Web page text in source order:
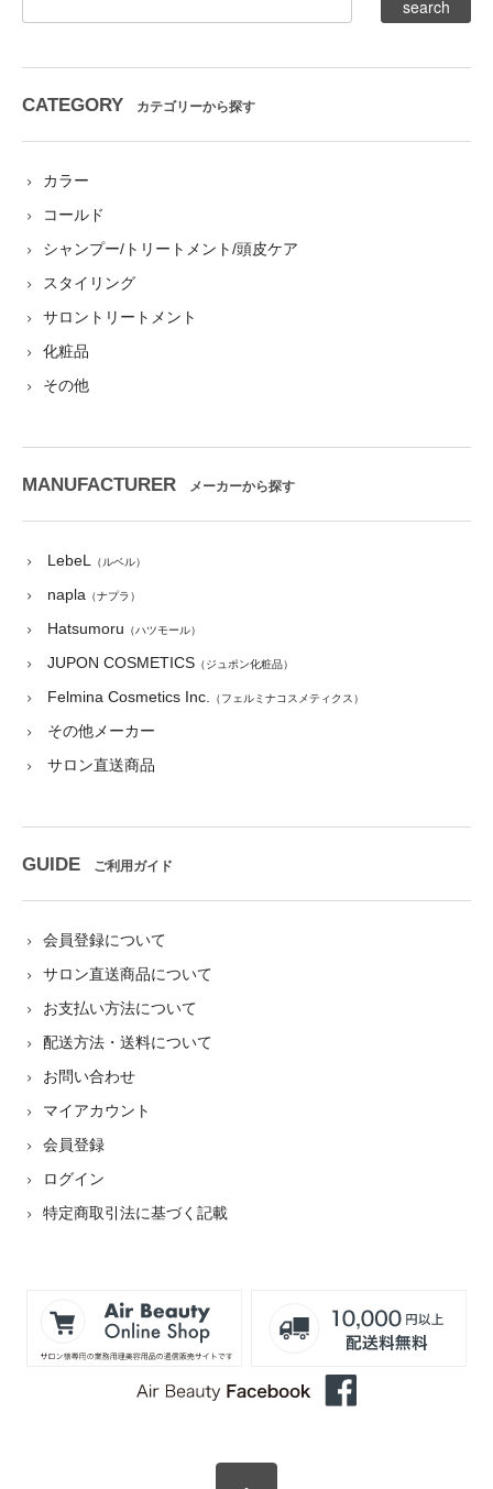
CATEGORY カテゴリーから探す
カラー
コールド
シャンプー/トリートメント/頭皮ケア
スタイリング
サロントリートメント
化粧品
その他
MANUFACTURER メーカーから探す
LebeL （ルベル）
napla （ナプラ）
Hatsumoru （ハツモール）
JUPON COSMETICS （ジュポン化粧品）
Felmina Cosmetics Inc. （フェルミナコスメティクス）
その他メーカー
サロン直送商品
GUIDE ご利用ガイド
会員登録について
サロン直送商品について
お支払い方法について
配送方法・送料について
お問い合わせ
マイアカウント
会員登録
ログイン
特定商取引法に基づく記載